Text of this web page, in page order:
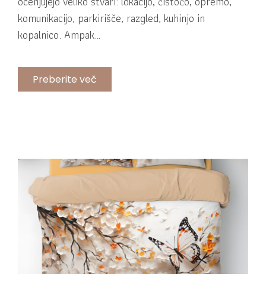
komunikacijo, parkirišče, razgled, kuhinjo in
kopalnico. Ampak…
Preberite več